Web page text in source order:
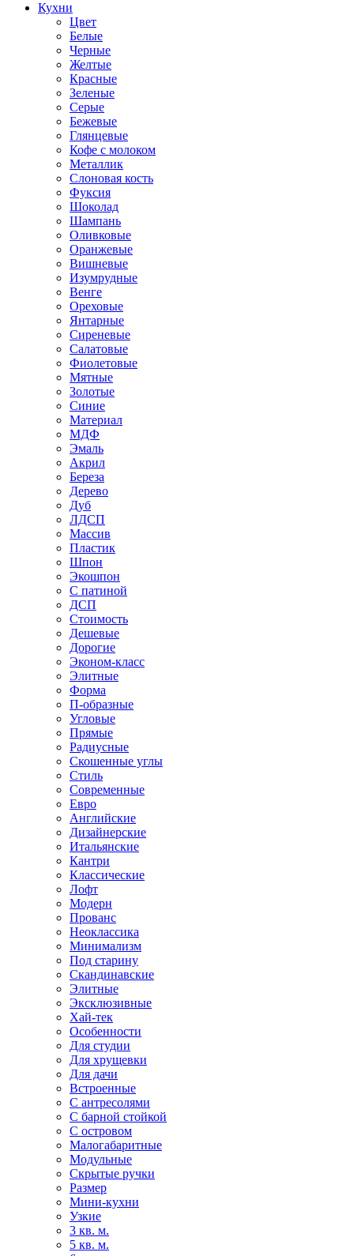
Кухни
Цвет
Белые
Черные
Желтые
Красные
Зеленые
Серые
Бежевые
Глянцевые
Кофе с молоком
Металлик
Слоновая кость
Фуксия
Шоколад
Шампань
Оливковые
Оранжевые
Вишневые
Изумрудные
Венге
Ореховые
Янтарные
Сиреневые
Салатовые
Фиолетовые
Мятные
Золотые
Синие
Материал
МДФ
Эмаль
Акрил
Береза
Дерево
Дуб
ЛДСП
Массив
Пластик
Шпон
Экошпон
С патиной
ДСП
Стоимость
Дешевые
Дорогие
Эконом-класс
Элитные
Форма
П-образные
Угловые
Прямые
Радиусные
Скошенные углы
Стиль
Современные
Евро
Английские
Дизайнерские
Итальянские
Кантри
Классические
Лофт
Модерн
Прованс
Неоклассика
Минимализм
Под старину
Скандинавские
Элитные
Эксклюзивные
Хай-тек
Особенности
Для студии
Для хрущевки
Для дачи
Встроенные
С антресолями
С барной стойкой
С островом
Малогабаритные
Модульные
Скрытые ручки
Размер
Мини-кухни
Узкие
3 кв. м.
5 кв. м.